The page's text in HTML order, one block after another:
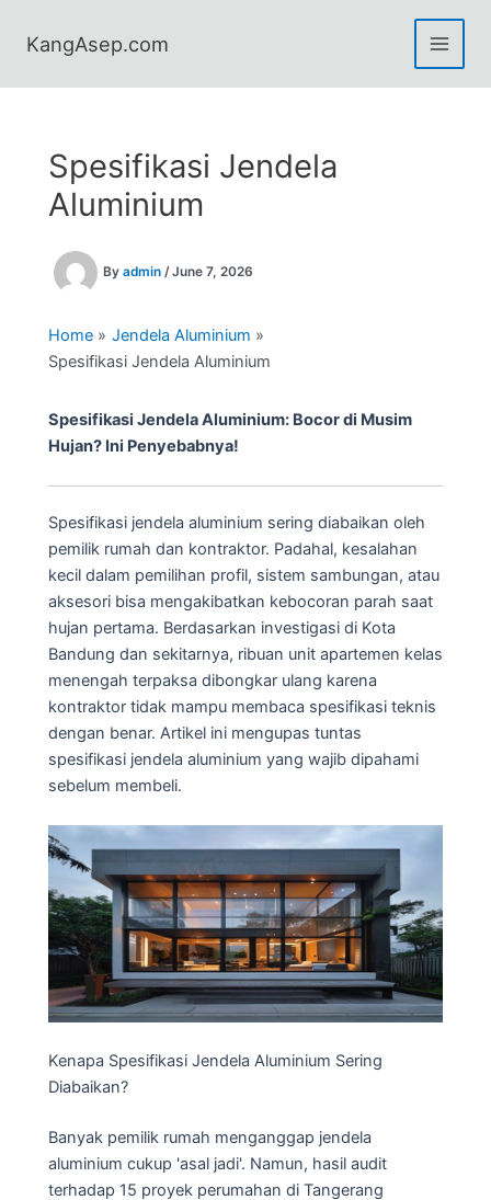
KangAsep.com
Spesifikasi Jendela
Aluminium
By admin /June 7, 2026
Home
Jendela Aluminium
Spesifikasi Jendela Aluminium
Spesifikasi Jendela Aluminium: Bocor di Musim
Hujan? Ini Penyebabnya!
Spesifikasi jendela aluminium sering diabaikan oleh
pemilik rumah dan kontraktor. Padahal, kesalahan
kecil dalam pemilihan profil, sistem sambungan, atau
aksesori bisa mengakibatkan kebocoran parah saat
hujan pertama. Berdasarkan investigasi di Kota
Bandung dan sekitarnya, ribuan unit apartemen kelas
menengah terpaksa dibongkar ulang karena
kontraktor tidak mampu membaca spesifikasi teknis
dengan benar. Artikel ini mengupas tuntas
spesifikasi jendela aluminium yang wajib dipahami
sebelum membeli.
Kenapa Spesifikasi Jendela Aluminium Sering
Diabaikan?
Banyak pemilik rumah menganggap jendela
aluminium cukup 'asal jadi'. Namun, hasil audit
terhadap 15 proyek perumahan di Tangerang